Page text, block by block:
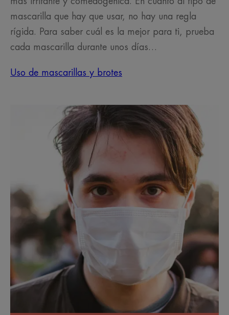
mascarilla que hay que usar, no hay una regla
rígida. Para saber cuál es la mejor para ti, prueba
cada mascarilla durante unos días…
Uso de mascarillas y brotes